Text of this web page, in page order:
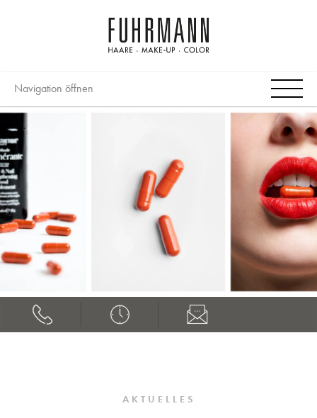
Navigation öffnen
AKTUELLES